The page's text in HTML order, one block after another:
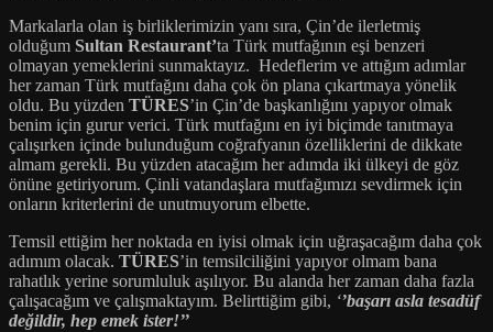
Markalarla olan iş birliklerimizin yanı sıra, Çin’de ilerletmiş
olduğum Sultan Restaurant’ta Türk mutfağının eşi benzeri
olmayan yemeklerini sunmaktayız. Hedeflerim ve attığım adımlar
her zaman Türk mutfağını daha çok ön plana çıkartmaya yönelik
oldu. Bu yüzden TÜRES’in Çin’de başkanlığını yapıyor olmak
benim için gurur verici. Türk mutfağını en iyi biçimde tanıtmaya
çalışırken içinde bulunduğum coğrafyanın özelliklerini de dikkate
almam gerekli. Bu yüzden atacağım her adımda iki ülkeyi de göz
önüne getiriyorum. Çinli vatandaşlara mutfağımızı sevdirmek için
onların kriterlerini de unutmuyorum elbette.
Temsil ettiğim her noktada en iyisi olmak için uğraşacağım daha çok
adımım olacak. TÜRES’in temsilciliğini yapıyor olmam bana
rahatlık yerine sorumluluk aşılıyor. Bu alanda her zaman daha fazla
çalışacağım ve çalışmaktayım. Belirttiğim gibi, ‘’başarı asla tesadüf
değildir, hep emek ister!’’